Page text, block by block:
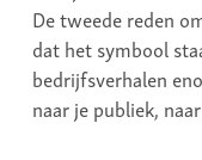
De tweede reden
dat het symbool
bedrijfsverhalen
naar je publiek,